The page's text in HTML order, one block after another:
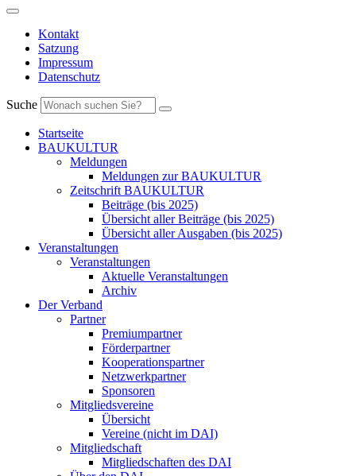
Kontakt
Satzung
Impressum
Datenschutz
Suche
Startseite
BAUKULTUR
Meldungen
Meldungen zur BAUKULTUR
Zeitschrift BAUKULTUR
Beiträge (bis 2025)
Übersicht aller Beiträge (bis 2025)
Übersicht aller Ausgaben (bis 2025)
Veranstaltungen
Veranstaltungen
Aktuelle Veranstaltungen
Archiv
Der Verband
Partner
Premiumpartner
Förderpartner
Kooperationspartner
Netzwerkpartner
Sponsoren
Mitgliedsvereine
Übersicht
Vereine (nicht im DAI)
Mitgliedschaft
Mitgliedschaften des DAI